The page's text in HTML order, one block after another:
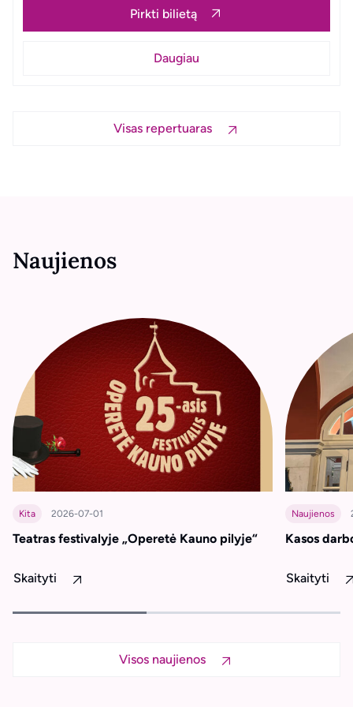
Pirkti bilietą
Daugiau
Pirkti bilietą
Daugiau
Pirkti bilietą
Daugiau
Pirkti bilietą
Daugiau
Visas repertuaras
Naujienos
Visos naujienos
Kita 2026-07-01
Teatras festivalyje „Operetė Kauno pilyje“
Skaityti
Naujienos
Kasos
Skaityti